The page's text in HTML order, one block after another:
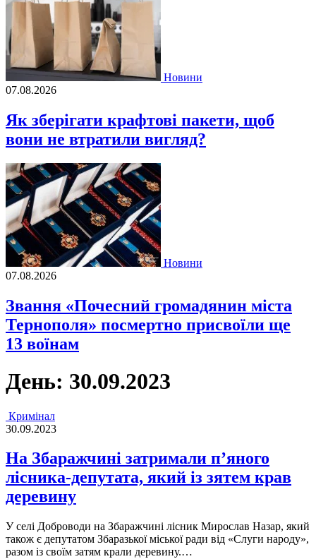
Новини
07.08.2026
Як зберігати крафтові пакети, щоб
вони не втратили вигляд?
Новини
07.08.2026
Звання «Почесний громадянин міста
Тернополя» посмертно присвоїли ще
13 воїнам
День: 30.09.2023
Кримінал
30.09.2023
На Збаражчині затримали п’яного
лісника-депутата, який із зятем крав
деревину
У селi Доброводи на Збаражчинi лiсник Мирослав Назар, який
також є депутатом Збаразької мiської ради вiд «Слуги народу»,
разом iз своїм затям крали деревину.…